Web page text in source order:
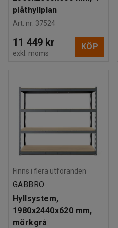
plåthyllplan
Art. nr: 37524
11 449 kr
exkl. moms
KÖP
Finns i flera utföranden
GABBRO
Hyllsystem,
1980x2440x620 mm,
mörkgrå